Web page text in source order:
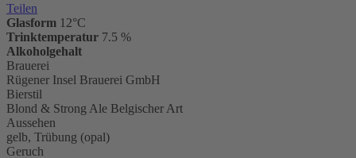
Teilen
Glasform 12°C
Trinktemperatur 7.5 %
Alkoholgehalt
Brauerei
Rügener Insel Brauerei GmbH
Bierstil
Blond & Strong Ale Belgischer Art
Aussehen
gelb, Trübung (opal)
Geruch